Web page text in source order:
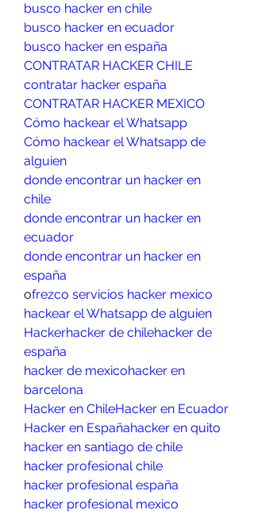
busco hacker en chile
busco hacker en ecuador
busco hacker en españa
CONTRATAR HACKER CHILE
contratar hacker españa
CONTRATAR HACKER MEXICO
Cómo hackear el Whatsapp
Cómo hackear el Whatsapp de
alguien
donde encontrar un hacker en
chile
donde encontrar un hacker en
ecuador
donde encontrar un hacker en
españa
ofrezco servicios hacker mexico
hackear el Whatsapp de alguien
Hackerhacker de chilehacker de
españa
hacker de mexicohacker en
barcelona
Hacker en ChileHacker en Ecuador
Hacker en Españahacker en quito
hacker en santiago de chile
hacker profesional chile
hacker profesional españa
hacker profesional mexico